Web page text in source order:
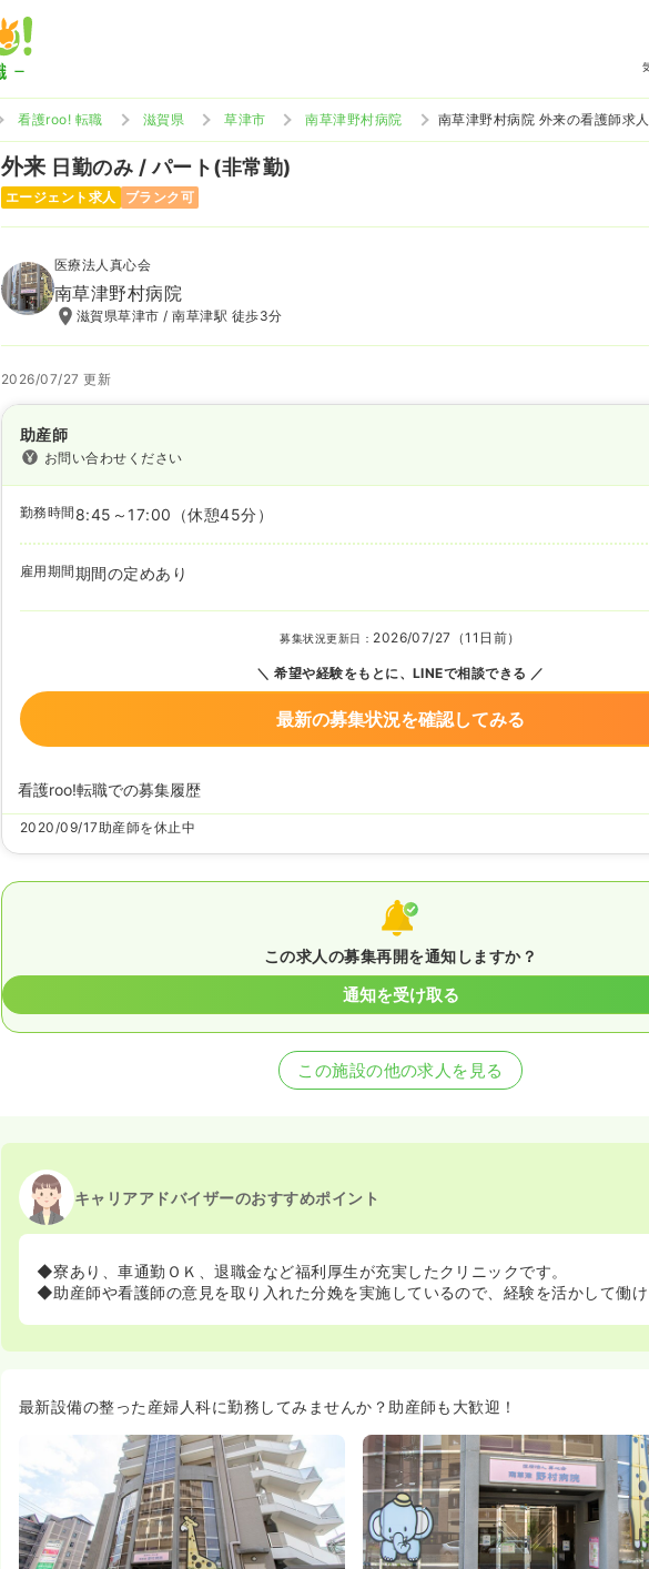
看護roo! 転職 滋賀県 草津市 南草津野村病院 南草津野村病院 外来の看護師求人
外来 日勤のみ / パート(非常勤)
エージェント求人 ブランク可
医療法人真心会
南草津野村病院
滋賀県草津市 / 南草津駅 徒歩3分
2026/07/27 更新
助産師
お問い合わせください
勤務時間 8:45～17:00 （休憩45分）
雇用期間期間の定めあり
募集状況更新日： 2026/07/27（11日前）
希望や経験をもとに、LINEで相談できる
最新の募集状況を確認してみる
看護roo!転職での募集履歴
2020/09/17助産師を休止中
この求人の募集再開を通知しますか？
通知を受け取る
この施設の他の求人を見る
キャリアアドバイザーのおすすめポイント
◆寮あり、車通勤ＯＫ、退職金など福利厚生が充実したクリニックです。
◆助産師や看護師の意見を取り入れた分娩を実施しているので、経験を活かして働
最新設備の整った産婦人科に勤務してみませんか？助産師も大歓迎！